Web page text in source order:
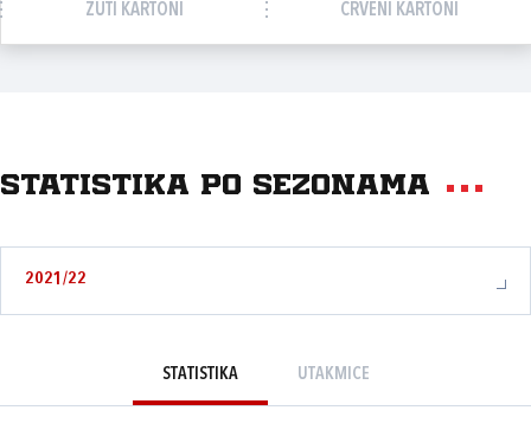
ŽUTI KARTONI CRVENI KARTONI
Statistika po sezonama
2021/22
STATISTIKA UTAKMICE